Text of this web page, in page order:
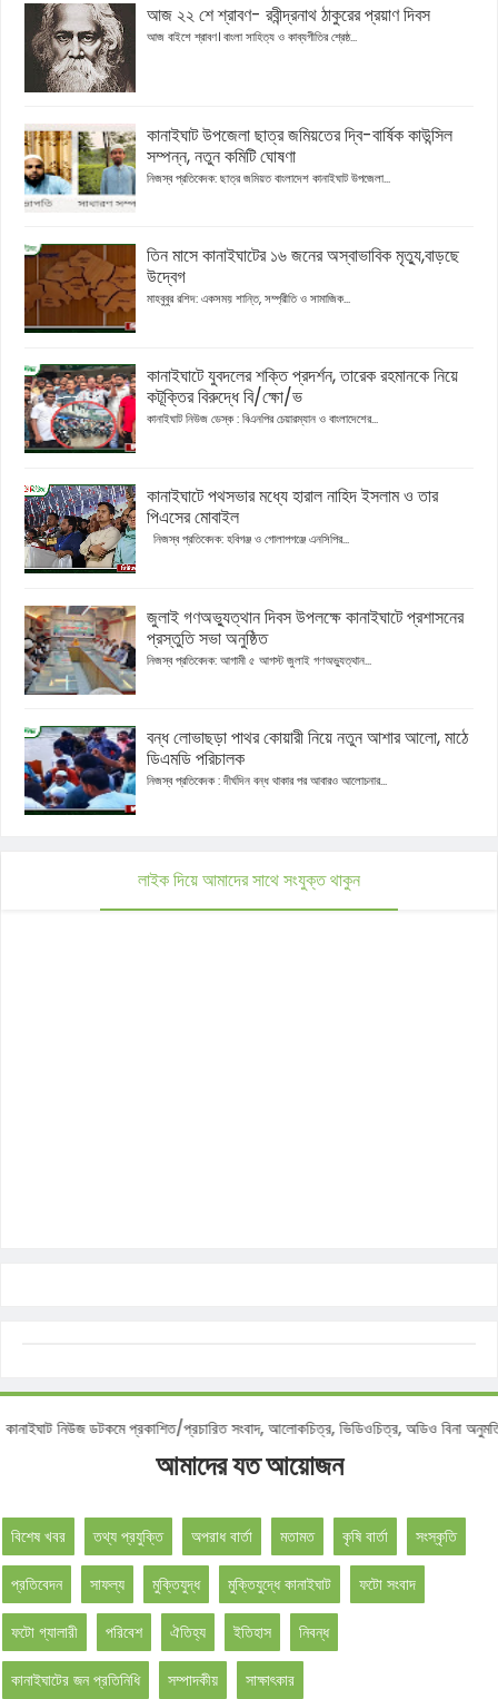
আজ ২২ শে শ্রাবণ- রবীন্দ্রনাথ ঠাকুরের প্রয়াণ দিবস
আজ বাইশে শ্রাবণ। বাংলা সাহিত্য ও কাব্যগীতির শ্রেষ্ঠ...
কানাইঘাট উপজেলা ছাত্র জমিয়তের দ্বি-বার্ষিক কাউন্সিল
সম্পন্ন, নতুন কমিটি ঘোষণা
নিজস্ব প্রতিবেদক: ছাত্র জমিয়ত বাংলাদেশ কানাইঘাট উপজেলা...
তিন মাসে কানাইঘাটের ১৬ জনের অস্বাভাবিক মৃত্যু,বাড়ছে
উদ্বেগ
মাহবুবুর রশিদ: একসময় শান্তি, সম্প্রীতি ও সামাজিক...
কানাইঘাটে যুবদলের শক্তি প্রদর্শন, তারেক রহমানকে নিয়ে
কটূক্তির বিরুদ্ধে বি/ক্ষো/ভ
কানাইঘাট নিউজ ডেস্ক : বিএনপির চেয়ারম্যান ও বাংলাদেশের...
কানাইঘাটে পথসভার মধ্যে হারাল নাহিদ ইসলাম ও তার
পিএসের মোবাইল
নিজস্ব প্রতিবেদক: হবিগঞ্জ ও গোলাপগঞ্জে এনসিপির...
জুলাই গণঅভ্যুত্থান দিবস উপলক্ষে কানাইঘাটে প্রশাসনের
প্রস্তুতি সভা অনুষ্ঠিত
নিজস্ব প্রতিবেদক: আগামী ৫ আগস্ট জুলাই গণঅভ্যুত্থান...
বন্ধ লোভাছড়া পাথর কোয়ারী নিয়ে নতুন আশার আলো, মাঠে
ডিএমডি পরিচালক
নিজস্ব প্রতিবেদক : দীর্ঘদিন বন্ধ থাকার পর আবারও আলোচনার...
লাইক দিয়ে আমাদের সাথে সংযুক্ত থাকুন
:কানাইঘাট নিউজ ডটকমে প্রকাশিত/প্রচারিত সংবাদ, আলোকচিত্র, ভিডিওচিত্র, অডিও
আমাদের যত আয়োজন
বিশেষ খবর তথ্য প্রযুক্তি অপরাধ বার্তা মতামত কৃষি বার্তা সংস্কৃতি
প্রতিবেদন সাফল্য মুক্তিযুদ্ধ মুক্তিযুদ্ধে কানাইঘাট ফটো সংবাদ
ফটো গ্যালারী পরিবেশ ঐতিহ্য ইতিহাস নিবন্ধ
কানাইঘাটের জন প্রতিনিধি সম্পাদকীয় সাক্ষাৎকার